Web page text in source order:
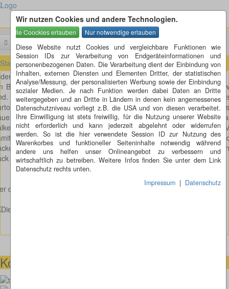
Wir nutzen Cookies und andere Technologien.
Diese Website nutzt Cookies und vergleichbare Funktionen wie
Session IDs zur Verarbeitung von Endgeräteinformationen und
personenbezogenen Daten. Die Verarbeitung dient der Einbindung von
Inhalten, externen Diensten und Elementen Dritter, der statistischen
Analyse/Messung, der personalisierten Werbung sowie der Einbindung
sozialer Medien. Je nach Funktion werden dabei Daten an Dritte
weitergegeben und an Dritte in Ländern in denen kein angemessenes
Datenschutzniveau vorliegt z.B. die USA und von diesen verarbeitet.
Ihre Einwilligung ist stets freiwillig, für die Nutzung unserer Website
nicht erforderlich und kann jederzeit abgelehnt oder widerrufen
werden. So ist die hier verwendete Session ID zur Nutzung des
Warenkorbes und funktioneller Seiteninhalte notwendig während
andere uns helfen unser Onlineangebot zu verbessern und
wirtschaftlich zu betreiben. Weitere Infos finden Sie unter dem Link
Datenschutz rechts unten.
Impressum | Datenschutz
Startseite » Rätsel » Kartoffelsackrätsel
der Kartoffelsack
Bauer hat 9 Kartoffelsäcke, welche alle (bis auf einen) gleich
Einer von diesen 9 Säcken enthält 3 Kartoffeln weniger als die
und ist somit leichter als die andern. Leider weiß
nicht, welcher der Säcke der leichtere ist. Aber er hat eine
Diese ist allerdings so alt, dass man nur noch zwei
wiegen kann, bevor sie zusammenbricht. Wie muss der Bauer
wiege, damit er mit zwei Wiegevorgängen feststellen kann,
weniger Kartoffeln enthält?
die Lösung möchte, bitte hier auf den Banner klicken:
Kontaktmöglichkeiten